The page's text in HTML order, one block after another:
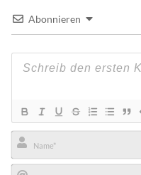
Abonnieren
Name*